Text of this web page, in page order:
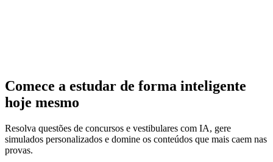
Comece a estudar de forma inteligente
hoje mesmo
Resolva questões de concursos e vestibulares com IA, gere
simulados personalizados e domine os conteúdos que mais caem nas
provas.